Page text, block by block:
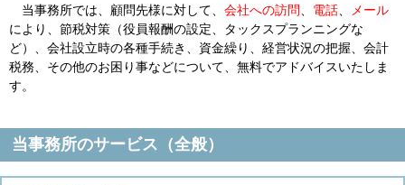
当事務所では、顧問先様に対して、 会社への訪問 電話
メール
により、節税対策（役員報酬の設定、タックスプランニングな
ど）、会社設立時の各種手続き、資金繰り、経営状況の把握、会計
税務、その他のお困り事などについて、無料でアドバイスいたしま
す。
当事務所のサービス（全般）